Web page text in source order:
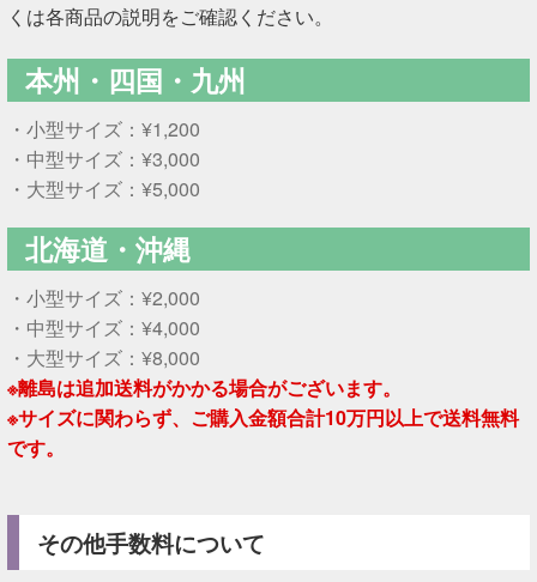
くは各商品の説明をご確認ください。
本州・四国・九州
・小型サイズ：¥1,200
・中型サイズ：¥3,000
・大型サイズ：¥5,000
北海道・沖縄
・小型サイズ：¥2,000
・中型サイズ：¥4,000
・大型サイズ：¥8,000
※離島は追加送料がかかる場合がございます。
※サイズに関わらず、ご購入金額合計10万円以上で送料無料
です。
その他手数料について